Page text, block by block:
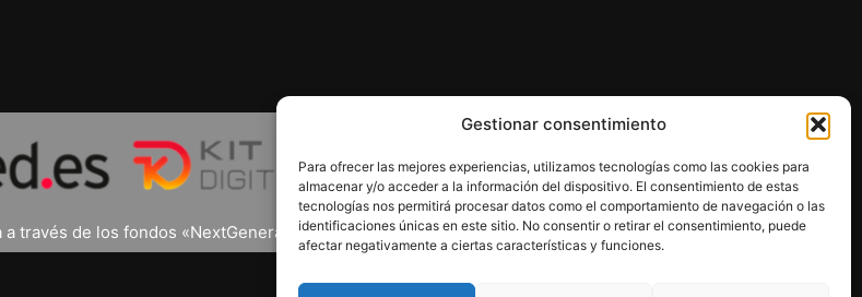
Gestionar consentimiento
Para ofrecer las mejores experiencias, utilizamos tecnologías como las cookies para
almacenar y/o acceder a la información del dispositivo. El consentimiento de estas
tecnologías nos permitirá procesar datos como el comportamiento de navegación o las
identificaciones únicas en este sitio. No consentir o retirar el consentimiento, puede
afectar negativamente a ciertas características y funciones.
través de los fondos «NextGenerationEU» y el programa Kit Digital.